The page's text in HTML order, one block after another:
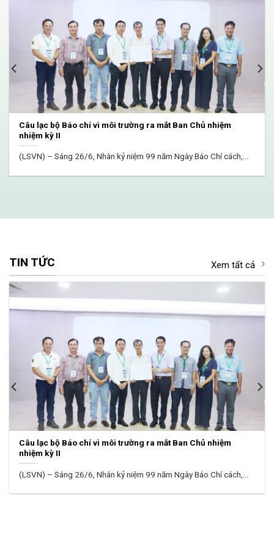
Thành phố Hồ Chí Minh khai thác tiềm năng tín chỉ carbon từ
rừng ngập mặn Cần Giờ
Thị trường carbon đang trở thành một vấn đề quan trọng trong
TIN TỨC Xem tất cả
Thành phố Hồ Chí Minh khai thác tiềm năng tín chỉ carbon từ
rừng ngập mặn Cần Giờ
Thị trường carbon đang trở thành một vấn đề quan trọng trong